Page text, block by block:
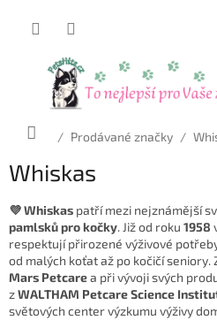
Domů
/ Prodávané značky /
Whiskas
💜 Whiskas patří mezi nejznámější
pamlsků pro kočky. Již od roku 1958
respektují přirozené výživové
od malých koťat až po kočičí
Mars Petcarea při vývoji svých
zWALTHAM Petcare Science
světových center výzkumu výživy